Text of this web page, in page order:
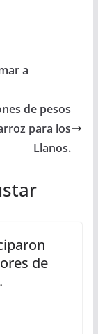
a
de pesos
para los
Llanos.
de